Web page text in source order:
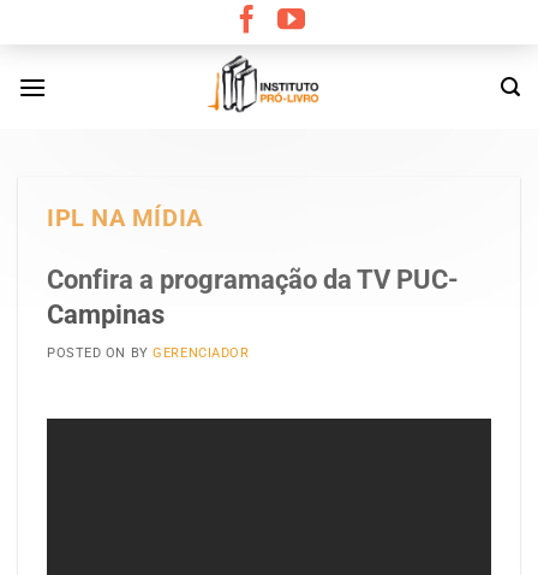
content
IPL NA MÍDIA
Confira a programação da TV PUC-
Campinas
POSTED ON BYGERENCIADOR